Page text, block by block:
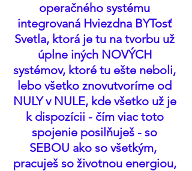
operačného systému
integrovaná Hviezdna BYTosť
Svetla, ktorá je tu na tvorbu už
úplne iných NOVÝCH
systémov, ktoré tu ešte neboli,
lebo všetko znovutvoríme od
NULY v NULE, kde všetko už je
k dispozícii - čím viac toto
spojenie posilňuješ - so
SEBOU ako so všetkým,
pracuješ so životnou energiou,